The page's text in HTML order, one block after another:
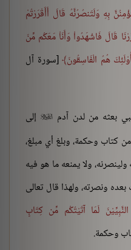
بِهِ وَلَتَنصُرُنَّهُ قَالَ أَأَقْرَرْتُمْ
قَالَ فَاشْهَدُواْ وَأَنَاْ مَعَكُم مِّنَ
[سورة آل
بعثه من لدن آدم إلى
كتاب وحكمة، وبلغ أي مبلغ،
ولا يمنعه ما هو فيه
ونصرته، ولهذا قال تعالى
لَمَا آتَيْتُكُم مِّن كِتَابٍ
وحكمة.